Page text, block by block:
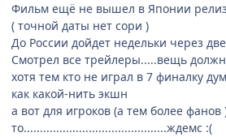
Фильм ещё не вышел в Японии релиз
( точной даты нет сори )
До России дойдет недельки через
Смотрел все трейлеры.....вещь
хотя тем кто не играл в 7 финалку
как какой-нить экшн
а вот для игроков (а тем более фанов
то............................................ждемс :(